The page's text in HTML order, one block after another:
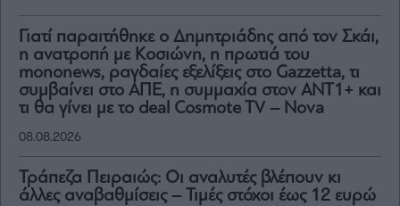
Γιατί παραιτήθηκε ο Δημητριάδης από τον Σκάι,
η ανατροπή με Κοσιώνη, η πρωτιά του
mononews, ραγδαίες εξελίξεις στο Gazzetta, τι
συμβαίνει στο ΑΠΕ, η συμμαχία στον ΑΝΤ1+ και
τι θα γίνει με το deal Cosmote TV – Nova
08.08.2026
Τράπεζα Πειραιώς: Οι αναλυτές βλέπουν κι
άλλες αναβαθμίσεις – Τιμές στόχοι έως 12 ευρώ